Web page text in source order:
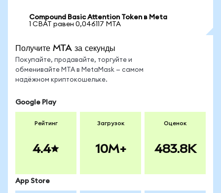
Compound Basic Attention Token в Meta
1 CBAT равен 0,046117 MTA
Получите MTA за секунды
Покупайте, продавайте, торгуйте и
обменивайте MTA в MetaMask — самом
надёжном криптокошельке.
Google Play
Рейтинг
4.4
Загрузок
10M+
Оценок
483.8K
App Store